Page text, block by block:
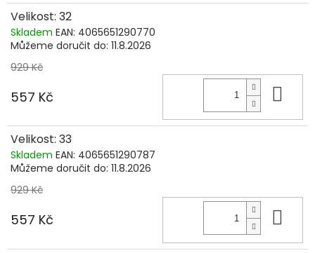
Velikost: 32
Skladem EAN: 4065651290770
Můžeme doručit do: 11.8.2026
929 Kč
557 Kč
Velikost: 33
Skladem EAN: 4065651290787
Můžeme doručit do: 11.8.2026
929 Kč
557 Kč